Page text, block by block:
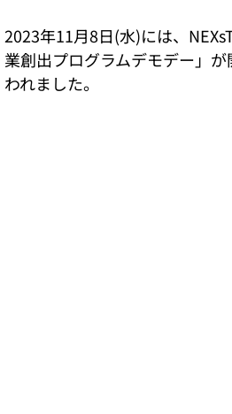
2023年11月8日(水)には、
業創出プログラムデモデー」
われました。